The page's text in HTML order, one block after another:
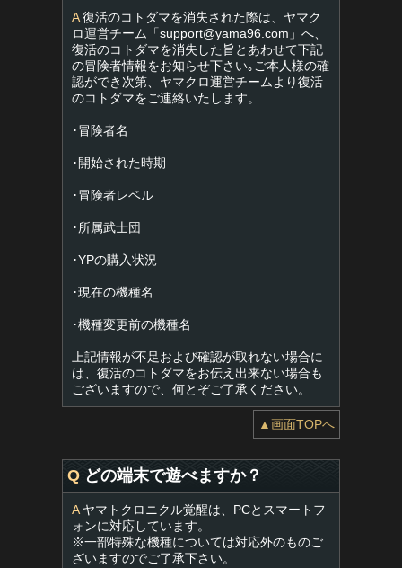
A復活のコトダマを消失された際は、ヤマク
ロ運営チーム「support@yama96.com 」へ、
復活のコトダマを消失した旨とあわせて下記
の冒険者情報をお知らせ下さい｡ご本人様の確
認ができ次第、ヤマクロ運営チームより復活
のコトダマをご連絡いたします。
･冒険者名
･開始された時期
･冒険者レベル
･所属武士団
･YPの購入状況
･現在の機種名
･機種変更前の機種名
上記情報が不足および確認が取れない場合に
は、復活のコトダマをお伝え出来ない場合も
ございますので、何とぞご了承ください。
▲画面TOPへ
Q どの端末で遊べますか？
Aヤマトクロニクル覚醒は、PCとスマートフ
ォンに対応しています。
※一部特殊な機種については対応外のものご
ざいますのでご了承下さい。